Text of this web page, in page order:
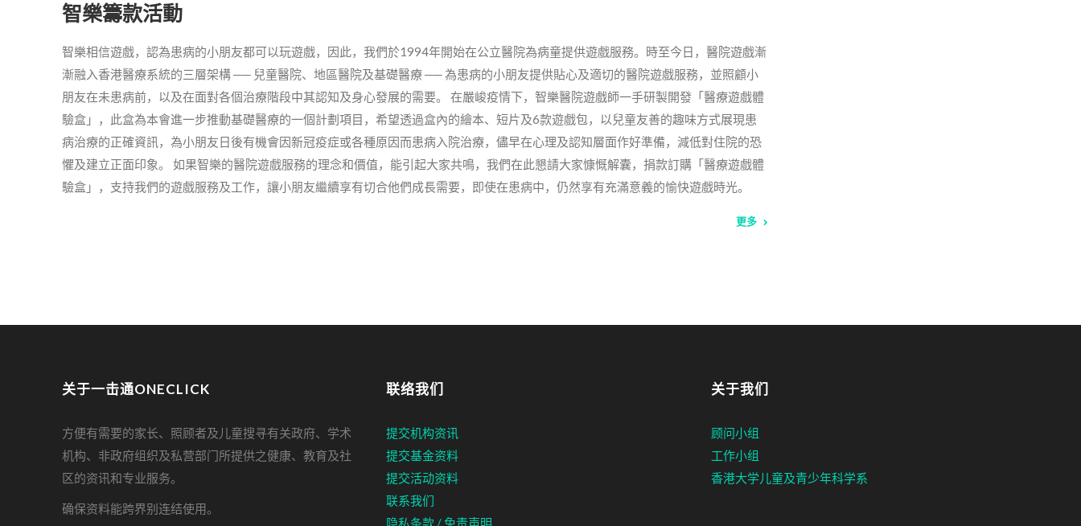
智樂籌款活動
智樂相信遊戲，認為患病的小朋友都可以玩遊戲，因此，我們於1994年開始在公立醫院為病童提供遊戲服務。時至今日，醫院遊戲漸
漸融入香港醫療系統的三層架構 ── 兒童醫院、地區醫院及基礎醫療 ── 為患病的小朋友提供貼心及適切的醫院遊戲服務，並照顧小
朋友在未患病前，以及在面對各個治療階段中其認知及身心發展的需要。 在嚴峻疫情下，智樂醫院遊戲師一手研製開發「醫療遊戲體
驗盒」，此盒為本會進一步推動基礎醫療的一個計劃項目，希望透過盒內的繪本、短片及6款遊戲包，以兒童友善的趣味方式展現患
病治療的正確資訊，為小朋友日後有機會因新冠疫症或各種原因而患病入院治療，儘早在心理及認知層面作好準備，減低對住院的恐
懼及建立正面印象。 如果智樂的醫院遊戲服務的理念和價值，能引起大家共鳴，我們在此懇請大家慷慨解囊，捐款訂購「醫療遊戲體
驗盒」，支持我們的遊戲服務及工作，讓小朋友繼續享有切合他們成長需要，即使在患病中，仍然享有充滿意義的愉快遊戲時光。
更多
关于一击通ONECLICK
方便有需要的家长、照顾者及儿童搜寻有关政府、学术
机构、非政府组织及私营部门所提供之健康、教育及社
区的资讯和专业服务。
确保资料能跨界别连结使用。
联络我们
提交机构资讯
提交基金资料
提交活动资料
联系我们
隐私条款 / 免责声明
关于我们
顾问小组
工作小组
香港大学儿童及青少年科学系